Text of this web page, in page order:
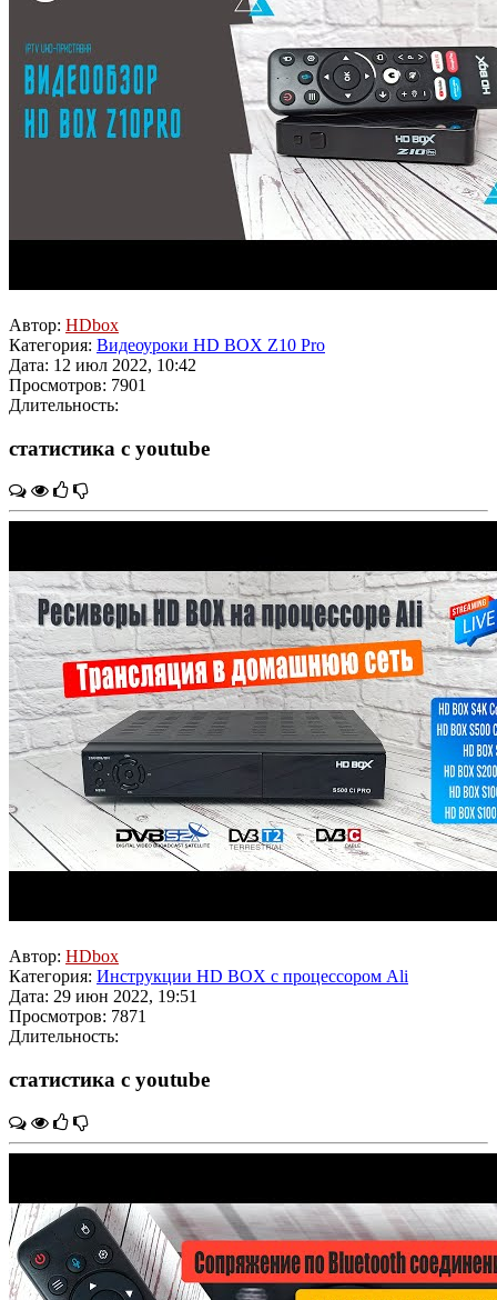
Автор: HDbox
Категория: Видеоуроки HD BOX Z10 Pro
Дата: 12 июл 2022, 10:42
Просмотров: 7901
Длительность:
статистика с youtube
Автор: HDbox
Категория: Инструкции HD BOX с процессором Ali
Дата: 29 июн 2022, 19:51
Просмотров: 7871
Длительность:
статистика с youtube